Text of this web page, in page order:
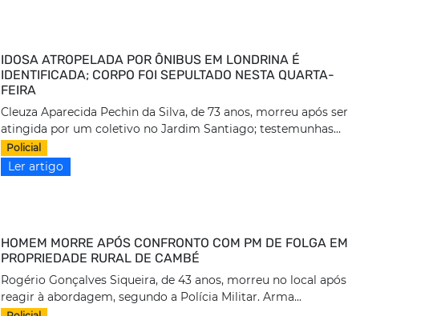
IDOSA ATROPELADA POR ÔNIBUS EM LONDRINA É
IDENTIFICADA; CORPO FOI SEPULTADO NESTA QUARTA-
FEIRA
Cleuza Aparecida Pechin da Silva, de 73 anos, morreu após ser
atingida por um coletivo no Jardim Santiago; testemunhas...
Policial
Ler artigo
HOMEM MORRE APÓS CONFRONTO COM PM DE FOLGA EM
PROPRIEDADE RURAL DE CAMBÉ
Rogério Gonçalves Siqueira, de 43 anos, morreu no local após
reagir à abordagem, segundo a Polícia Militar. Arma...